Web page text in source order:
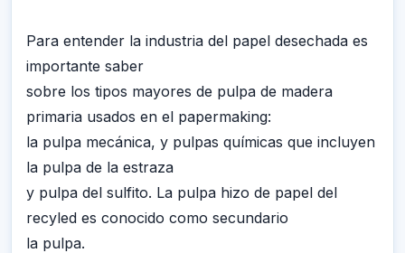
Para entender la industria del papel desechada es
importante saber
sobre los tipos mayores de pulpa de madera
primaria usados en el papermaking:
la pulpa mecánica, y pulpas químicas que incluyen
la pulpa de la estraza
y pulpa del sulfito. La pulpa hizo de papel del
recyled es conocido como secundario
la pulpa.